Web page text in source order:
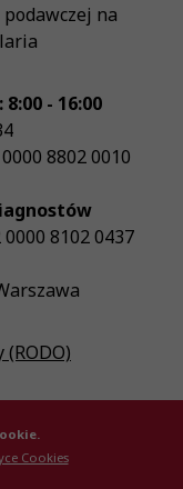
na
- 16:00
8802 0010
8102 0437
Cookies